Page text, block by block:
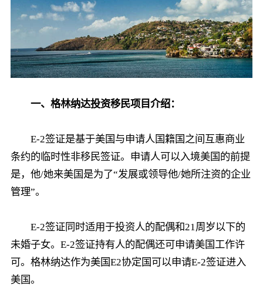
一、格林纳达投资移民项目介绍：
E-2签证是基于美国与申请人国籍国之间互惠商业
条约的临时性非移民签证。申请人可以入境美国的前提
是，他/她来美国是为了“发展或领导他/她所注资的企业
管理”。
E-2签证同时适用于投资人的配偶和21周岁以下的
未婚子女。E-2签证持有人的配偶还可申请美国工作许
可。格林纳达作为美国E2协定国可以申请E-2签证进入
美国。